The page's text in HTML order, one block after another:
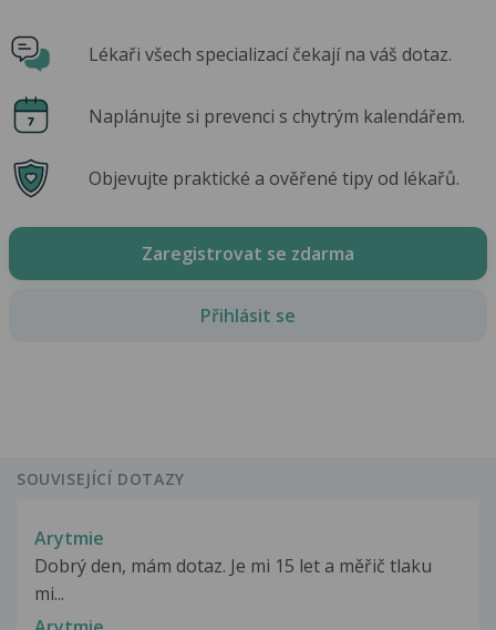
Lékaři všech specializací čekají na váš dotaz.
Naplánujte si prevenci s chytrým kalendářem.
Objevujte praktické a ověřené tipy od lékařů.
Zaregistrovat se zdarma
Přihlásit se
SOUVISEJÍCÍ DOTAZY
Arytmie
Dobrý den, mám dotaz. Je mi 15 let a měřič tlaku
mi...